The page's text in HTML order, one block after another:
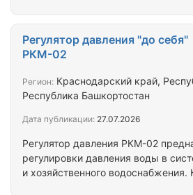
метражи, года производства,
ту, фото этикеток. общие фото.
материал.
Регулятор давления РКМ-02
регулировки давления воды в
и хозяйственного водоснабжения. Клапан
Регулятор давления "до себя"
РКМ-02
Регион: Краснодарский край,
Республика Башкортостан
Дата публикации: 27.07.2026